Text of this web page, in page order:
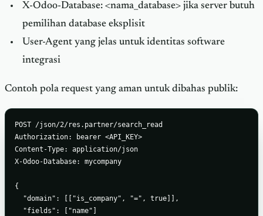
X-Odoo-Database: <nama_database> jika server butuh
pemilihan database eksplisit
User-Agent yang jelas untuk identitas software
integrasi
Contoh pola request yang aman untuk dibahas publik:
POST /json/2/res.partner/search_read
Authorization: bearer <API_KEY>
Content-Type: application/json
X-Odoo-Database: mycompany
{
  "domain": [["is_company", "=", true]],
  "fields": ["name"]